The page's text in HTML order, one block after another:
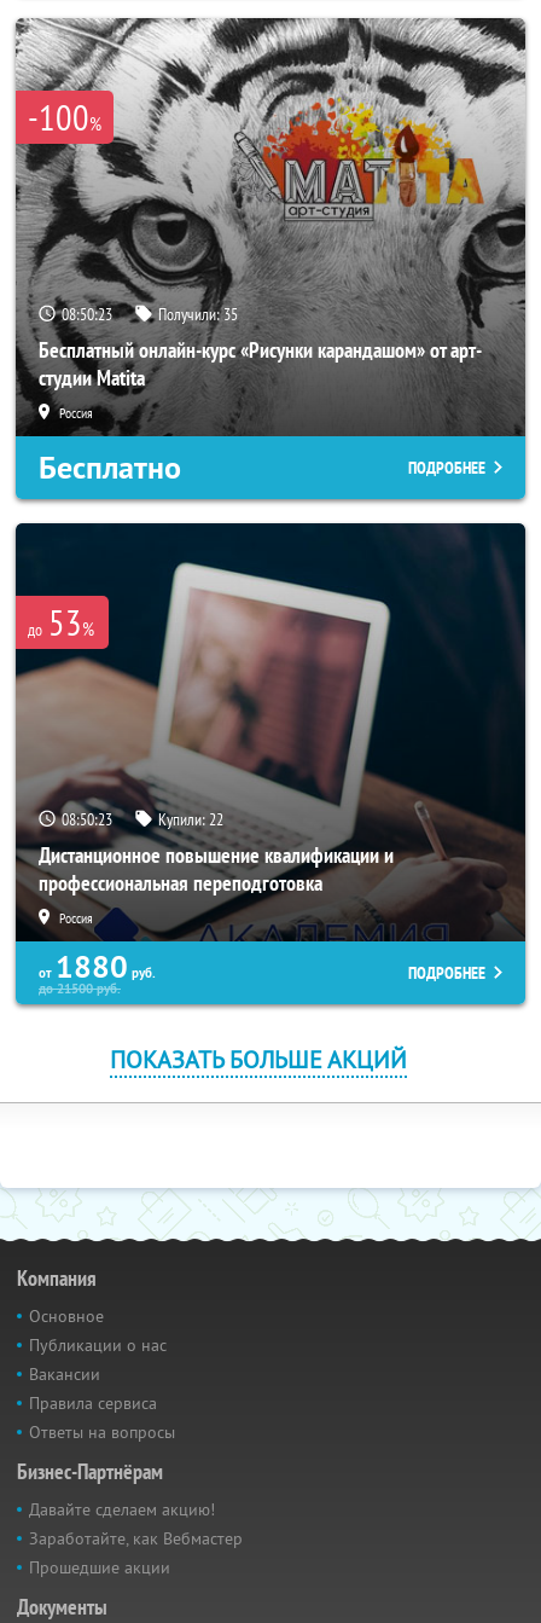
-100%
08:50:21 Получили:35
Бесплатный онлайн-курс «Рисунки карандашом» от арт-
студии Matita
Россия
Бесплатно ПОДРОБНЕЕ
до 53%
08:50:21 Купили:22
Дистанционное повышение квалификации и
профессиональная переподготовка
Россия
от 1880 руб.
до21500руб.
ПОДРОБНЕЕ
ПОКАЗАТЬ БОЛЬШЕ АКЦИЙ
Компания
Основное
Публикации о нас
Вакансии
Правила сервиса
Ответы на вопросы
Бизнес-Партнёрам
Давайте сделаем акцию!
Заработайте, как Вебмастер
Прошедшие акции
Документы